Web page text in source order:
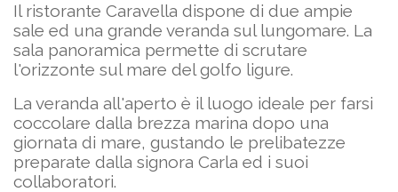
Il ristorante Caravella dispone di due ampie
sale ed una grande veranda sul lungomare. La
sala panoramica permette di scrutare
l'orizzonte sul mare del golfo ligure.
La veranda all'aperto è il luogo ideale per farsi
coccolare dalla brezza marina dopo una
giornata di mare, gustando le prelibatezze
preparate dalla signora Carla ed i suoi
collaboratori.